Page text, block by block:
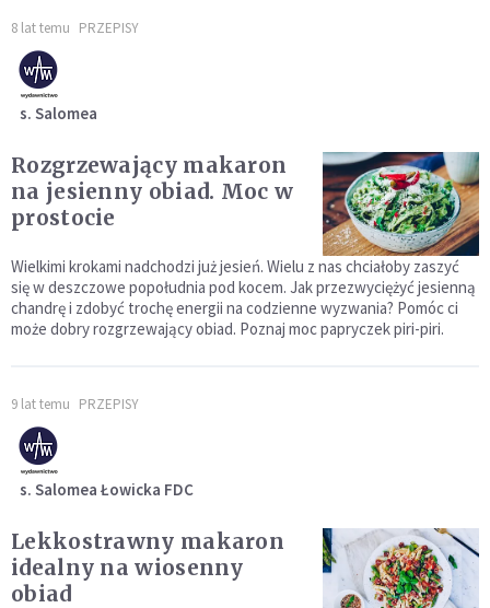
8 lat temu PRZEPISY
s. Salomea
Rozgrzewający makaron
na jesienny obiad. Moc w
prostocie
Wielkimi krokami nadchodzi już jesień. Wielu z nas chciałoby zaszyć
się w deszczowe popołudnia pod kocem. Jak przezwyciężyć jesienną
chandrę i zdobyć trochę energii na codzienne wyzwania? Pomóc ci
może dobry rozgrzewający obiad. Poznaj moc papryczek piri-piri.
9 lat temu PRZEPISY
s. Salomea Łowicka FDC
Lekkostrawny makaron
idealny na wiosenny
obiad